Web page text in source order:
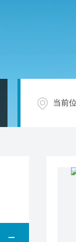
当前